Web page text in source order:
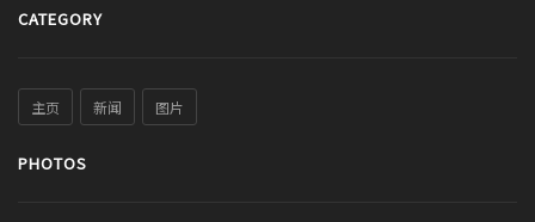
CATEGORY
主页 新闻 图片
PHOTOS